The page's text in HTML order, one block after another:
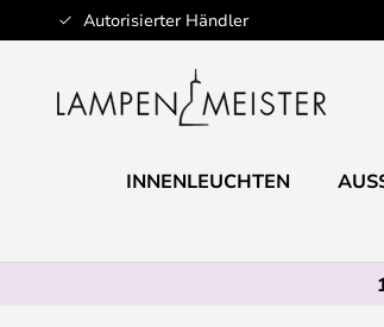
Autorisierter Händler
Zum
Inhalt
INNENLEUCHTEN